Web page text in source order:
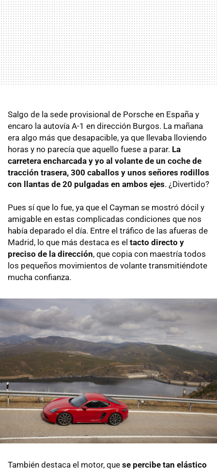
Salgo de la sede provisional de Porsche en España y
encaro la autovía A-1 en dirección Burgos. La mañana
era algo más que desapacible, ya que llevaba lloviendo
horas y no parecía que aquello fuese a parar. La
carretera encharcada y yo al volante de un coche de
tracción trasera, 300 caballos y unos señores rodillos
con llantas de 20 pulgadas en ambos ejes. ¿Divertido?
Pues sí que lo fue, ya que el Cayman se mostró dócil y
amigable en estas complicadas condiciones que nos
había deparado el día. Entre el tráfico de las afueras de
Madrid, lo que más destaca es el tacto directo y
preciso de la dirección, que copia con maestría todos
los pequeños movimientos de volante transmitiéndote
mucha confianza.
También destaca el motor, que se percibe tan elástico